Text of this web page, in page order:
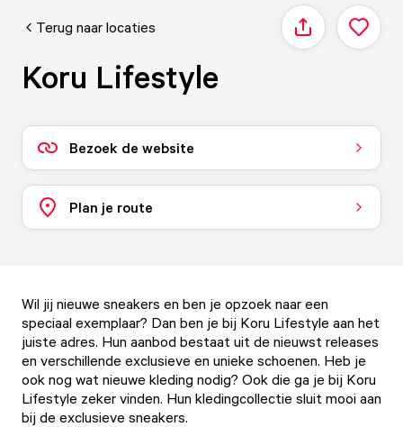
Terug naar locaties Delen
Koru Lifestyle
Bezoek de website
Plan je route
Wil jij nieuwe sneakers en ben je opzoek naar een
speciaal exemplaar? Dan ben je bij Koru Lifestyle aan het
juiste adres. Hun aanbod bestaat uit de nieuwst releases
en verschillende exclusieve en unieke schoenen. Heb je
ook nog wat nieuwe kleding nodig? Ook die ga je bij Koru
Lifestyle zeker vinden. Hun kledingcollectie sluit mooi aan
bij de exclusieve sneakers.